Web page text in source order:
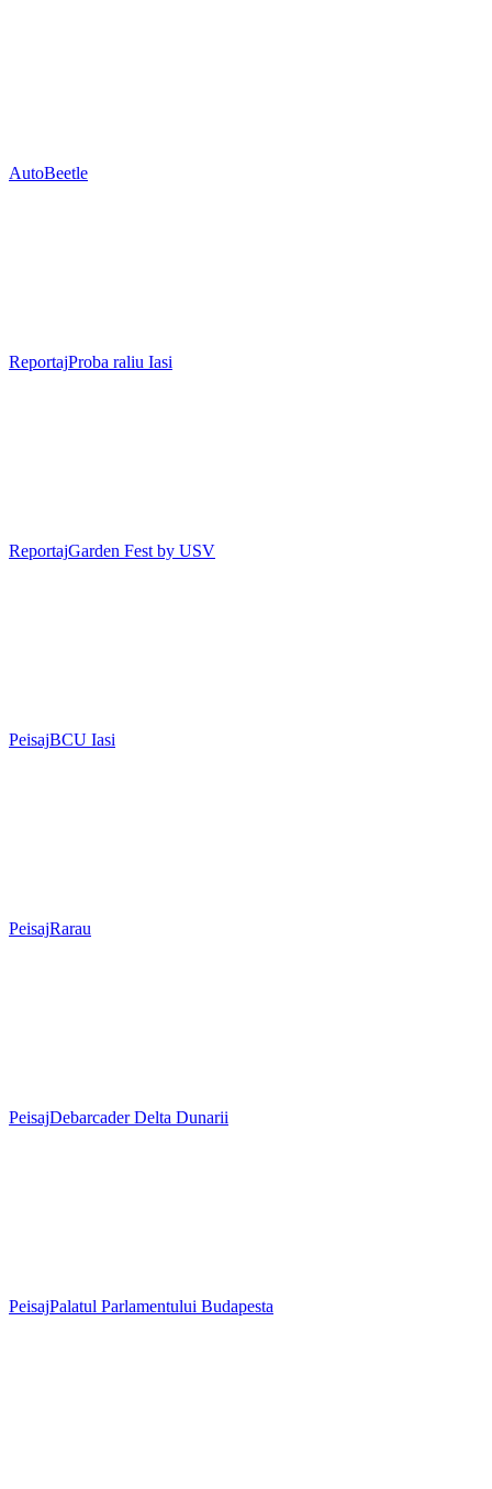
AutoBeetle
ReportajProba raliu Iasi
ReportajGarden Fest by USV
PeisajBCU Iasi
PeisajRarau
PeisajDebarcader Delta Dunarii
PeisajPalatul Parlamentului Budapesta